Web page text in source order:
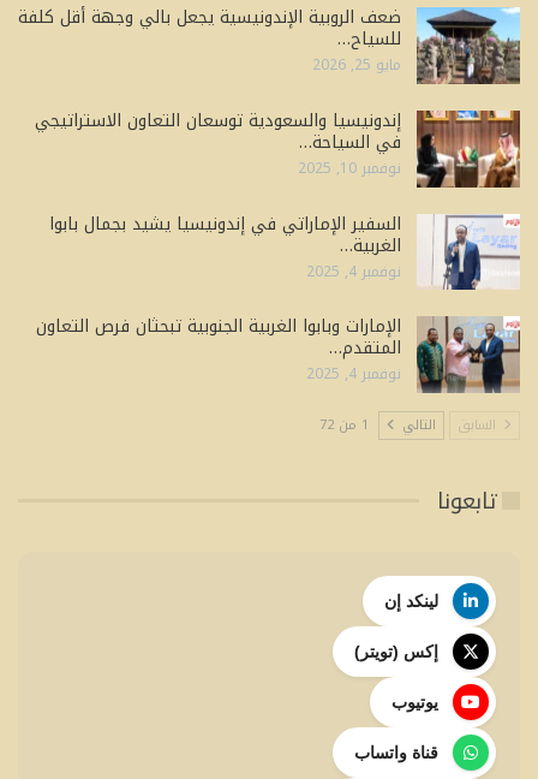
ضعف الروبية الإندونيسية يجعل بالي وجهة أقل كلفة
للسياح…
مايو 25, 2026
إندونيسيا والسعودية توسعان التعاون الاستراتيجي
في السياحة…
نوفمبر 10, 2025
السفير الإماراتي في إندونيسيا يشيد بجمال بابوا
الغربية…
نوفمبر 4, 2025
الإمارات وبابوا الغربية الجنوبية تبحثان فرص التعاون
المتقدم…
نوفمبر 4, 2025
السابق التالي 1 من 72
تابعونا
لينكد إن
إكس (تويتر)
يوتيوب
قناة واتساب